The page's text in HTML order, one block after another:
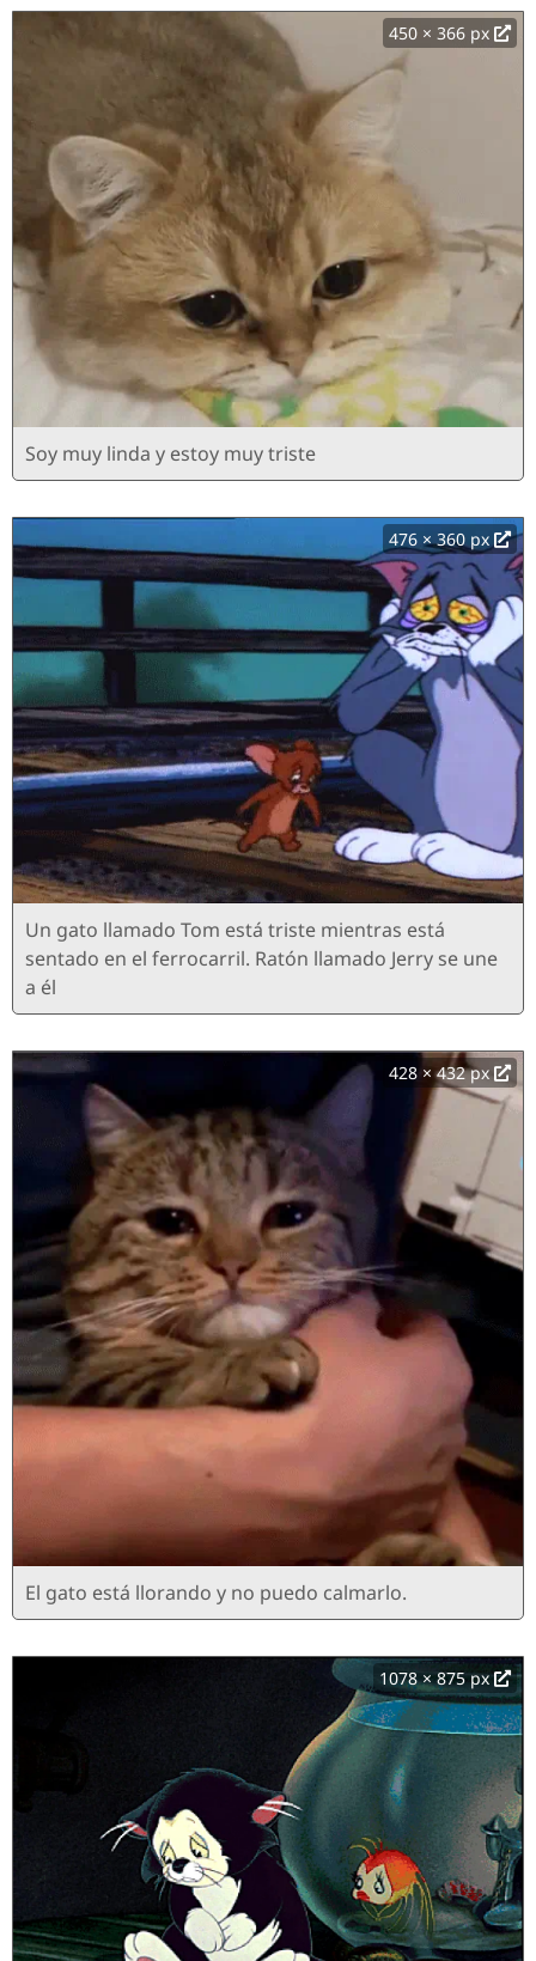
450 × 366 px
Soy muy linda y estoy muy triste
476 × 360 px
Un gato llamado Tom está triste mientras está
sentado en el ferrocarril. Ratón llamado Jerry se une
a él
428 × 432 px
El gato está llorando y no puedo calmarlo.
1078 × 875 px